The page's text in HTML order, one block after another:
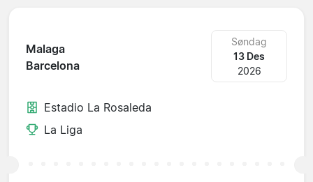
Malaga
Barcelona
Søndag
13 Des
2026
Estadio La Rosaleda
La Liga